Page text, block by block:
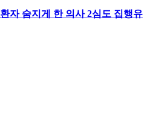
자 숨지게 한 의사 2심도 집행유